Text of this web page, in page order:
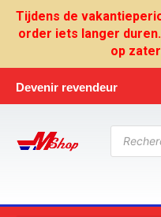
Tijdens de
order iets langer
op
Devenir revendeur